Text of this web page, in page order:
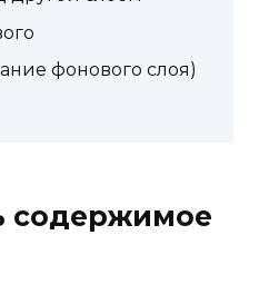
фонового слоя)
содержимое